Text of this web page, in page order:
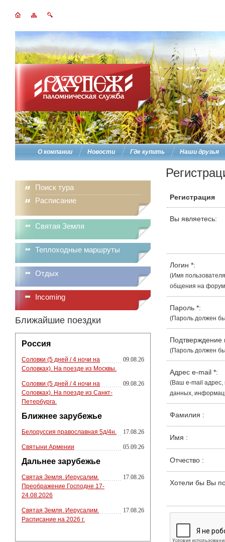
О компании Новости Где купить Наши друзья
Поиск тура
Расписание
Святая Земля
Теплоходные маршруты
Отдых
Incoming
Ближайшие поездки
Россия
Соловки (5 дней / 4 ночи на
Соловках). На поезде из Москвы.
09.08.26
Соловки (5 дней / 4 ночи на
Соловках). На поезде из Санкт-
Петербурга.
09.08.26
Ближнее зарубежье
Белоруссия православная 5д/4н. 17.08.26
Святыни Армении 05.09.26
Дальнее зарубежье
Святая Земля. Иерусалим.
Преображение Господне 17-
24.08.2026
17.08.26
Святая Земля. Иерусалим.
Расписание на 2026 г.
17.08.26
Регистрация
Вы являетесь:
Логин *:
(Имя
общения на
Пароль *:
(Пароль должен
(Пароль должен
Адрес e-mail *:
(Ваш e-mail адрес,
данных,
Фамилия :
Имя :
Отчество :
Хотели бы Вы